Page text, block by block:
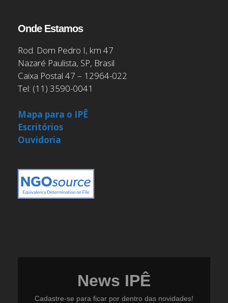
Onde Estamos
Rod. Dom Pedro I, km 47
Nazaré Paulista, SP, Brasil
Caixa Postal 47 – 12964-022
Tel: (11) 3590-0041
Mapa para o IPÊ
Escritórios
Ouvidoria
News IPÊ
Cadastre-se para ficar por dentro das novidades!